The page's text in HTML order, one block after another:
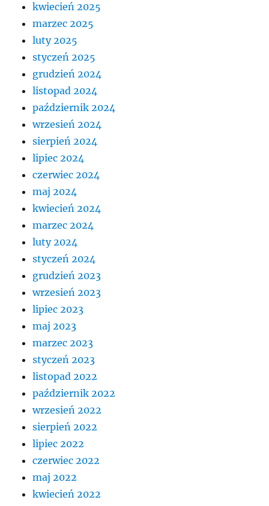
kwiecień 2025
marzec 2025
luty 2025
styczeń 2025
grudzień 2024
listopad 2024
październik 2024
wrzesień 2024
sierpień 2024
lipiec 2024
czerwiec 2024
maj 2024
kwiecień 2024
marzec 2024
luty 2024
styczeń 2024
grudzień 2023
wrzesień 2023
lipiec 2023
maj 2023
marzec 2023
styczeń 2023
listopad 2022
październik 2022
wrzesień 2022
sierpień 2022
lipiec 2022
czerwiec 2022
maj 2022
kwiecień 2022